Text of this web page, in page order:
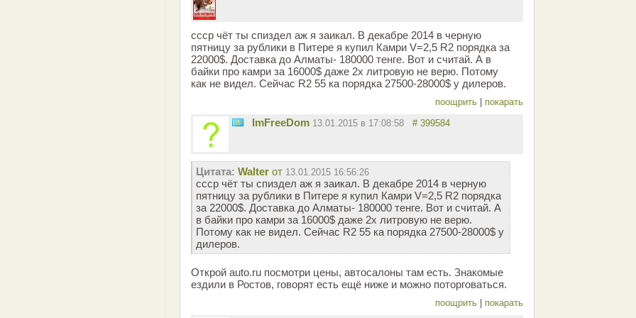
ссср чёт ты спиздел аж я заикал. В декабре 2014 в черную
пятницу за рублики в Питере я купил Камри V=2,5 R2 порядка за
22000$. Доставка до Алматы- 180000 тенге. Вот и считай. А в
байки про камри за 16000$ даже 2х литровую не верю. Потому
как не видел. Сейчас R2 55 ка порядка 27500-28000$ у дилеров.
поощрить покарать
ImFreeDom 13.01.2015 в 17:08:58 # 399584
Цитата: Walter от 13.01.2015 16:56:26
ссср чёт ты спиздел аж я заикал. В декабре 2014 в черную
пятницу за рублики в Питере я купил Камри V=2,5 R2 порядка
за 22000$. Доставка до Алматы- 180000 тенге. Вот и считай. А
в байки про камри за 16000$ даже 2х литровую не верю.
Потому как не видел. Сейчас R2 55 ка порядка 27500-28000$ у
дилеров.
Открой auto.ru посмотри цены, автосалоны там есть. Знакомые
ездили в Ростов, говорят есть ещё ниже и можно поторговаться.
поощрить покарать